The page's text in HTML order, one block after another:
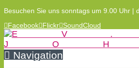
Besuchen Sie uns sonntags um 9.00 Uhr |
Facebook Flickr SoundCloud
Navigation